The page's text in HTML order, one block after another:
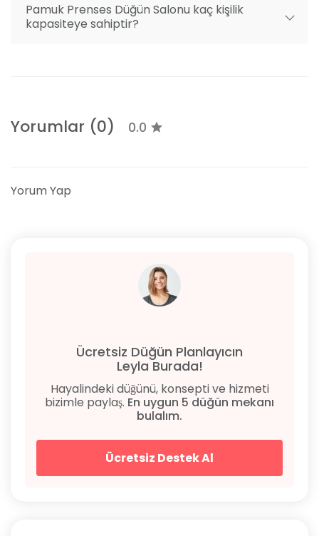
Pamuk Prenses Düğün Salonu kaç kişilik
kapasiteye sahiptir?
Yorumlar (0) 0.0
Yorum Yap
Ücretsiz Düğün Planlayıcın
Leyla Burada!
Hayalindeki düğünü, konsepti ve hizmeti
bizimle paylaş. En uygun 5 düğün mekanı
bulalım.
Ücretsiz Destek Al